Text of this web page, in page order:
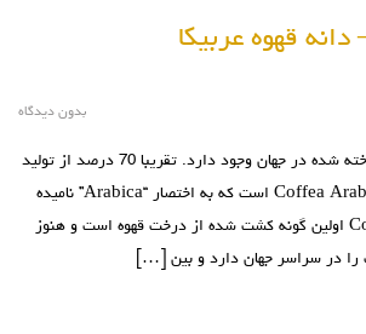
قهوه عربیکا
بدون دیدگاه
یش از 75 نوع قهوه‌ی شناخته شده در جهان وجود دارد. تقریبا 70 درصد از تولید
قهوه در جهان از گونه Coffea Arabica است که به اختصار “Arabica” نامیده
می شود. Coffea Arabica اولین گونه کشت شده از درخت قهوه است و هنوز
در سراسر جهان دارد و بین […]